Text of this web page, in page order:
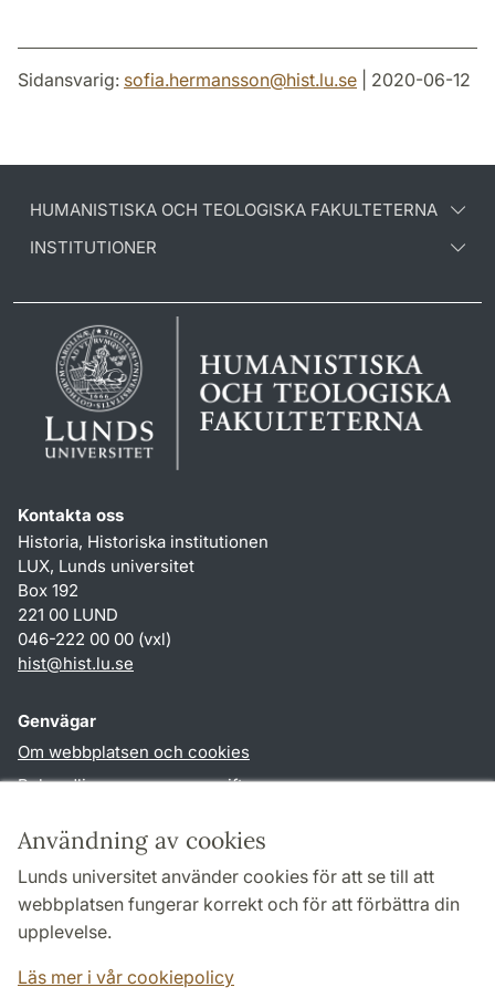
Användning av cookies
Lunds universitet använder cookies för att se till att
webbplatsen fungerar korrekt och för att förbättra din
upplevelse.
Läs mer i vår cookiepolicy
Sidansvarig: sofia.hermansson@hist.lu.se | 2020-06-12
HUMANISTISKA OCH TEOLOGISKA FAKULTETERNA
INSTITUTIONER
Kontakta oss
Historia, Historiska institutionen
LUX, Lunds universitet
Box 192
221 00 LUND
046-222 00 00 (vxl)
hist@hist.lu.se
Genvägar
Om webbplatsen och cookies
Behandling av personuppgifter
TYPO3-login
Följ oss i sociala medier